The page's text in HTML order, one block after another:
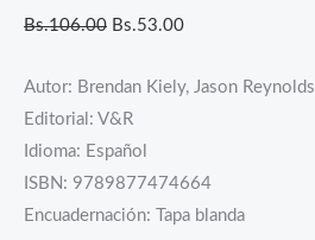
Bs.106.00 El
original
era:
Bs.106.00.
Bs.53.00El
actual
Autor: Brendan Kiely, Jason Reynolds
Editorial: V&R
Idioma: Español
ISBN: 9789877474664
Encuadernación: Tapa blanda